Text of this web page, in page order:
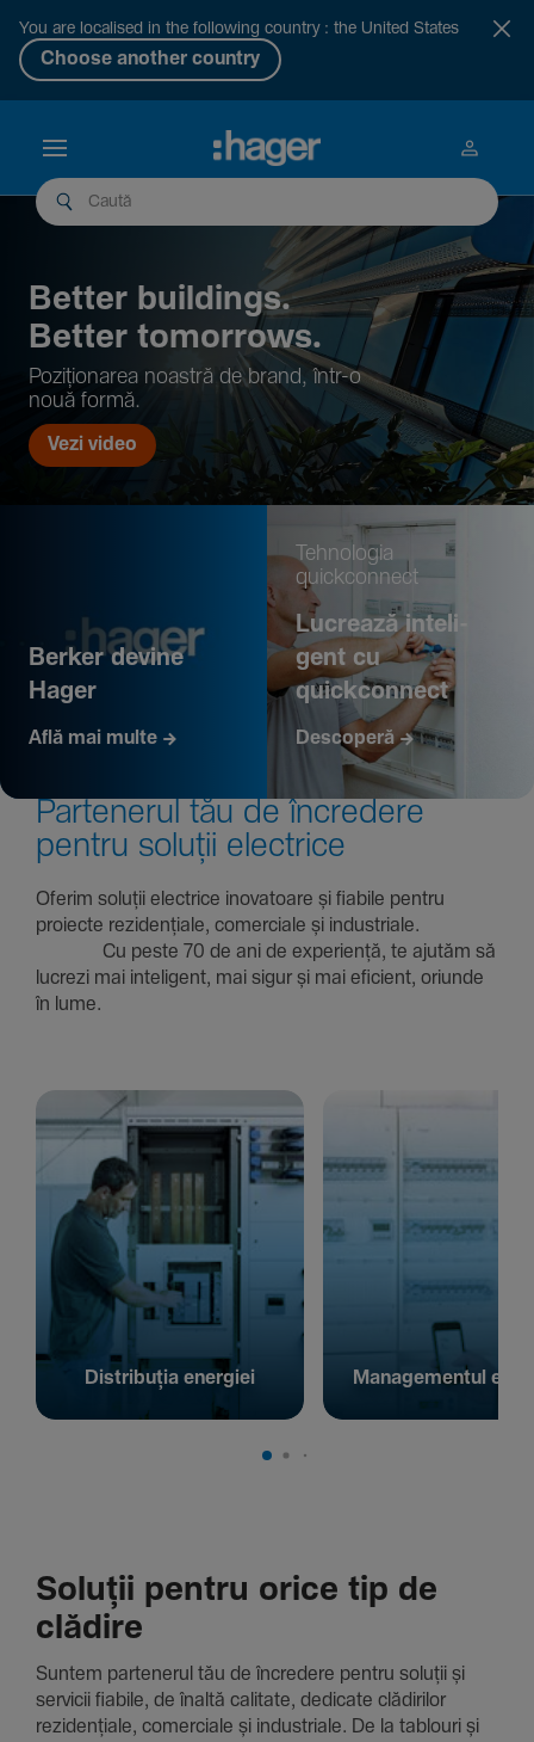
You are localised in the following country : the United States
Choose another country
Better buil­dings.
Better tomor­rows.
Pozi­țio­narea noastră de brand, într-o
nouă formă.
Vezi video
Berker devine
Hager
Află mai multe
Tehno­logia
quickconnect
Lucrează inte­li­
gent cu
quickconnect
Descoperă
Parte­nerul tău de încre­dere
pentru soluții electrice
Oferim soluții electrice inova­toare și fiabile pentru
proiecte rezi­den­țiale, comer­ciale și indus­triale.
Cu peste 70 de ani de expe­riență, te ajutăm să
lucrezi mai inte­li­gent, mai sigur și mai eficient, oriunde
în lume.
Distribuția energiei Managementul
Soluții pentru orice tip de
clădire
Suntem parte­nerul tău de încre­dere pentru soluții și
servicii fiabile, de înaltă cali­tate, dedi­cate clădi­rilor
rezi­den­țiale, comer­ciale și indus­triale. De la tablouri și